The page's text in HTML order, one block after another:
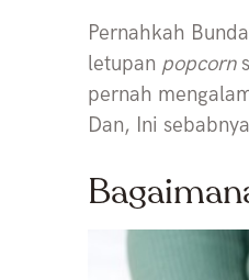
Pernahkah
letupan popcorn
pernah
Dan, Ini